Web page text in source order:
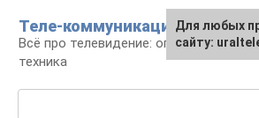
контенту
Теле-коммуникации
Всё про телевидение: операторы,
техника
Для любых
сайту: